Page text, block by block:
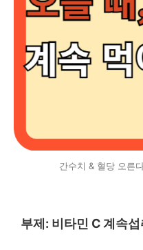
간수치 & 혈당 오른
부제: 비타민 C 계속